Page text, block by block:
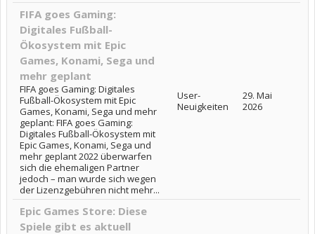
FIFA goes Gaming:
Digitales Fußball-
Ökosystem mit Epic
Games, Konami, Sega und
mehr geplant
FIFA goes Gaming: Digitales
Fußball-Ökosystem mit Epic
Games, Konami, Sega und mehr
geplant: FIFA goes Gaming:
Digitales Fußball-Ökosystem mit
Epic Games, Konami, Sega und
mehr geplant 2022 überwarfen
sich die ehemaligen Partner
jedoch – man wurde sich wegen
der Lizenzgebühren nicht mehr...
User-
Neuigkeiten
29. Mai
2026
Epic Games Store: Diese
Spiele gibt es aktuell